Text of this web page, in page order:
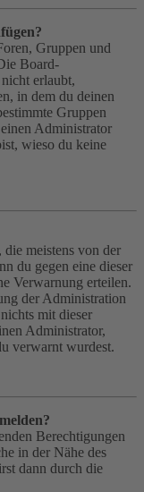
Gruppen und
Board-
erlaubt,
in dem du deinen
Gruppen
Administrator
wieso du keine
meistens von der
du gegen eine dieser
Verwarnung erteilen.
der Administration
mit dieser
Administrator,
verwarnt wurdest.
Berechtigungen
in der Nähe des
dann durch die